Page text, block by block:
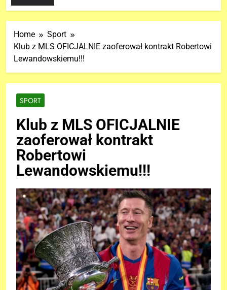
Home
Sport
Klub z MLS OFICJALNIE zaoferował kontrakt Robertowi
Lewandowskiemu!!!
SPORT
Klub z MLS OFICJALNIE
zaoferował kontrakt
Robertowi
Lewandowskiemu!!!